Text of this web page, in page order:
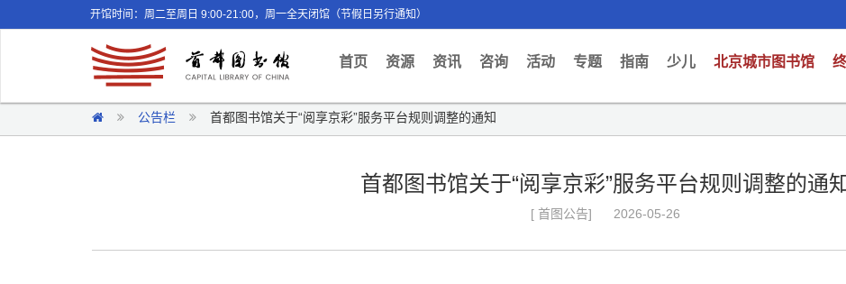
开馆时间：周二至周日 9:00-21:00，周一全天闭馆（节假日另行通知）
首页(current)
资源 资讯 咨询 活动 专题 指南 少儿 北京城市图书馆
公告栏 首都图书馆关于“阅享京彩”服务平台规则调整的通知
首都图书馆关于“阅享京彩”服务平台规则调整的通知
[ 首图公告] 2026-05-26